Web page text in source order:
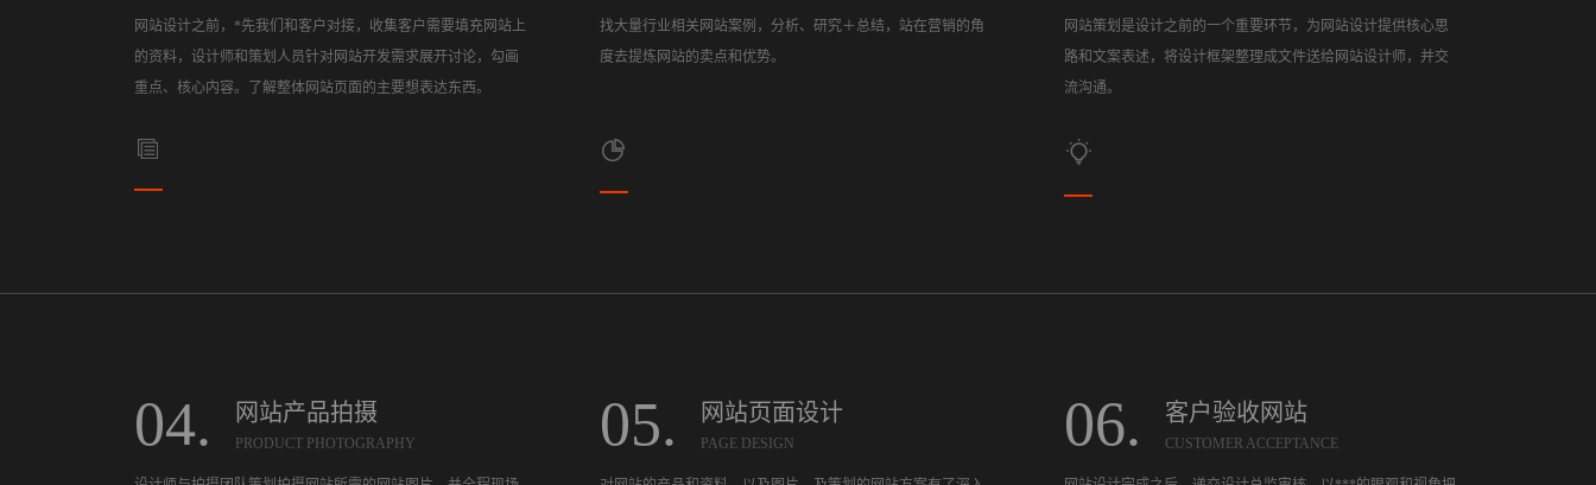
三
网站设计之前，*先我们和客户对接，收集客户需要填充网站上
的资料，设计师和策划人员针对网站开发需求展开讨论，勾画
重点、核心内容。了解整体网站页面的主要想表达东西。
找大量行业相关网站案例，分析、研究＋总结，站在营销的角
度去提炼网站的卖点和优势。
网站策划是设计之前的一个重要环节，为网站设计提供核心思
路和文案表述，将设计框架整理成文件送给网站设计师，并交
流沟通。
04. 网站产品拍摄
PRODUCT PHOTOGRAPHY 05. 网站页面设计
PAGE DESIGN 06. 客户验收网站
CUSTOMER ACCEPTANCE